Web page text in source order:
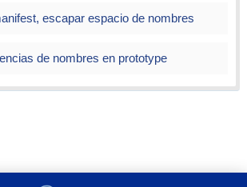
escapar espacio de nombres
de nombres en prototype